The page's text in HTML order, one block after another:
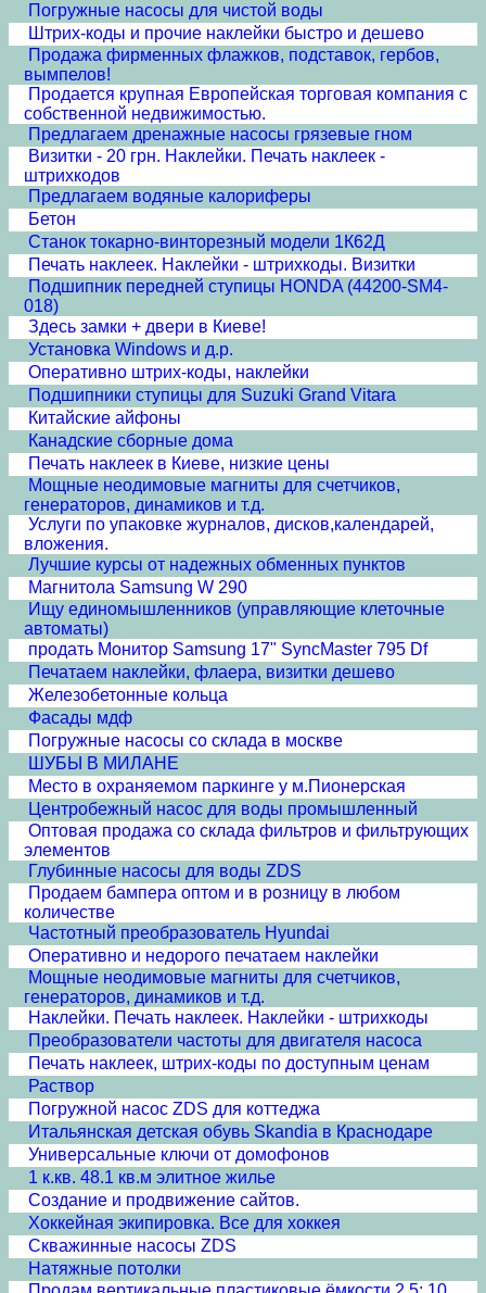
Погружные насосы для чистой воды
Штрих-коды и прочие наклейки быстро и дешево
Продажа фирменных флажков, подставок, гербов,
вымпелов!
Продается крупная Европейская торговая компания с
собственной недвижимостью.
Предлагаем дренажные насосы грязевые гном
Визитки - 20 грн. Наклейки. Печать наклеек -
штрихкодов
Предлагаем водяные калориферы
Бетон
Станок токарно-винторезный модели 1К62Д
Печать наклеек. Наклейки - штрихкоды. Визитки
Подшипник передней ступицы HONDA (44200-SM4-
018)
Здесь замки + двери в Киеве!
Установка Windows и д.р.
Оперативно штрих-коды, наклейки
Подшипники ступицы для Suzuki Grand Vitara
Китайские айфоны
Канадские сборные дома
Печать наклеек в Киеве, низкие цены
Мощные неодимовые магниты для счетчиков,
генераторов, динамиков и т.д.
Услуги по упаковке журналов, дисков,календарей,
вложения.
Лучшие курсы от надежных обменных пунктов
Магнитола Samsung W 290
Ищу единомышленников (управляющие клеточные
автоматы)
продать Монитор Samsung 17" SyncMaster 795 Df
Печатаем наклейки, флаера, визитки дешево
Железобетонные кольца
Фасады мдф
Погружные насосы со склада в москве
ШУБЫ В МИЛАНЕ
Место в охраняемом паркинге у м.Пионерская
Центробежный насос для воды промышленный
Оптовая продажа со склада фильтров и фильтрующих
элементов
Глубинные насосы для воды ZDS
Продаем бампера оптом и в розницу в любом
количестве
Частотный преобразователь Hyundai
Оперативно и недорого печатаем наклейки
Мощные неодимовые магниты для счетчиков,
генераторов, динамиков и т.д.
Наклейки. Печать наклеек. Наклейки - штрихкоды
Преобразователи частоты для двигателя насоса
Печать наклеек, штрих-коды по доступным ценам
Раствор
Погружной насос ZDS для коттеджа
Итальянская детская обувь Skandia в Краснодаре
Универсальные ключи от домофонов
1 к.кв. 48.1 кв.м элитное жилье
Создание и продвижение сайтов.
Хоккейная экипировка. Все для хоккея
Скважинные насосы ZDS
Натяжные потолки